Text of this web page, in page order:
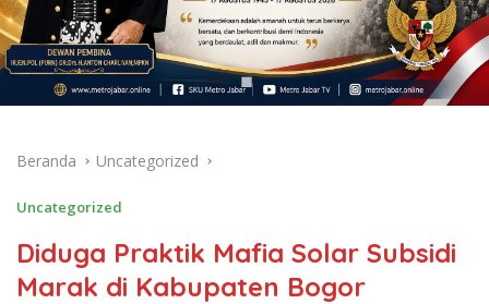
Beranda Uncategorized
Uncategorized
Diduga Praktik Mafia Solar Subsidi
Marak di Kabupaten Bogor